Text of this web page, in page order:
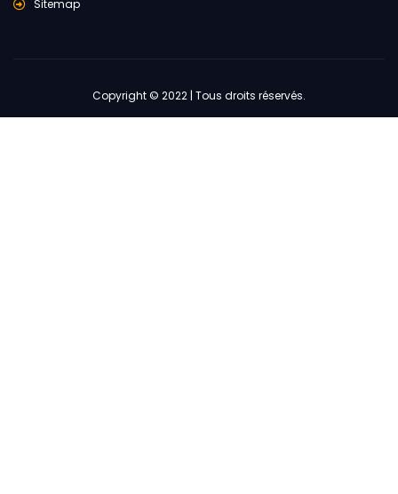
Sitemap
Copyright © 2022 | Tous droits réservés.